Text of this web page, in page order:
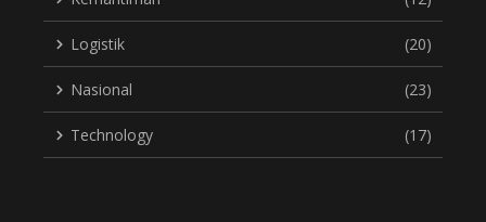
Logistik (20)
Nasional (23)
Technology (17)